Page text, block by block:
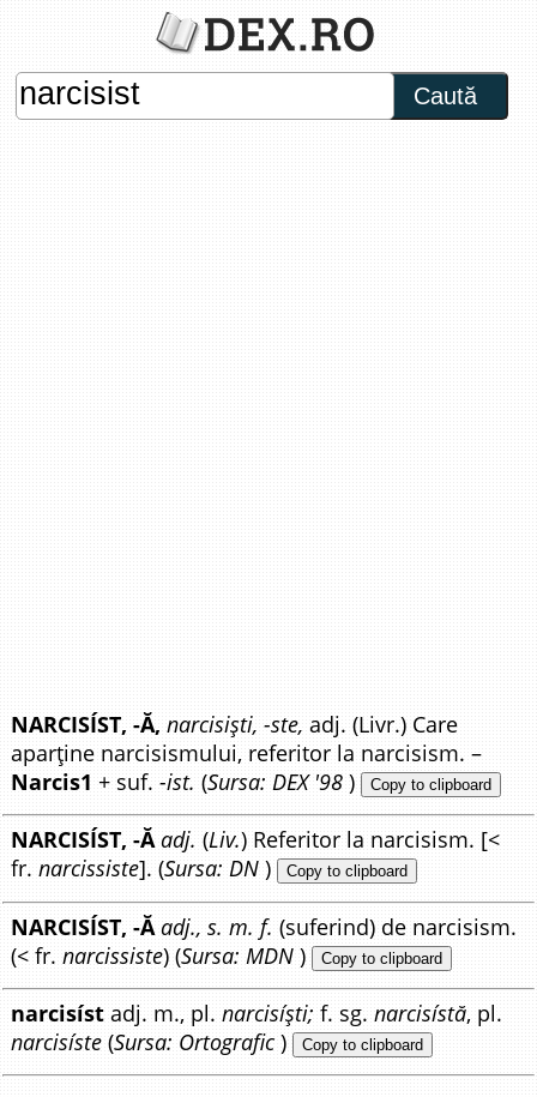
Caută
NARCISÍST, -Ă, narcisiști, -ste, adj. (Livr.) Care
aparține narcisismului, referitor la narcisism. –
Narcis1 + suf.-ist. (Sursa: DEX '98 ) Copy to clipboard
NARCISÍST, -Ă adj. (Liv.) Referitor la narcisism. [<
fr.narcissiste]. (Sursa: DN ) Copy to clipboard
NARCISÍST, -Ă adj., s. m. f. (suferind) de narcisism.
(< fr.narcissiste) (Sursa: MDN ) Copy to clipboard
narcisístadj. m., pl.narcisíști; f. sg.narcisístă, pl.
narcisíste (Sursa: Ortografic ) Copy to clipboard